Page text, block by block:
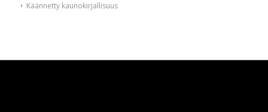
Käännetty kaunokirjallisuus